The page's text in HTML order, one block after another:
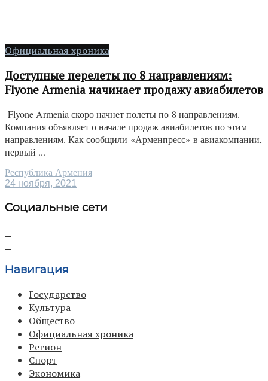
Официальная хроника
Доступные перелеты по 8 направлениям:
Flyone Armenia начинает продажу авиабилетов
Flyone Armenia скоро начнет полеты по 8 направлениям.
Компания объявляет о начале продаж авиабилетов по этим
направлениям. Как сообщили «Арменпресс» в авиакомпании,
первый ...
Республика Армения
24 ноября, 2021
Социальные сети
Навигация
Государство
Культура
Общество
Официальная хроника
Регион
Спорт
Экономика